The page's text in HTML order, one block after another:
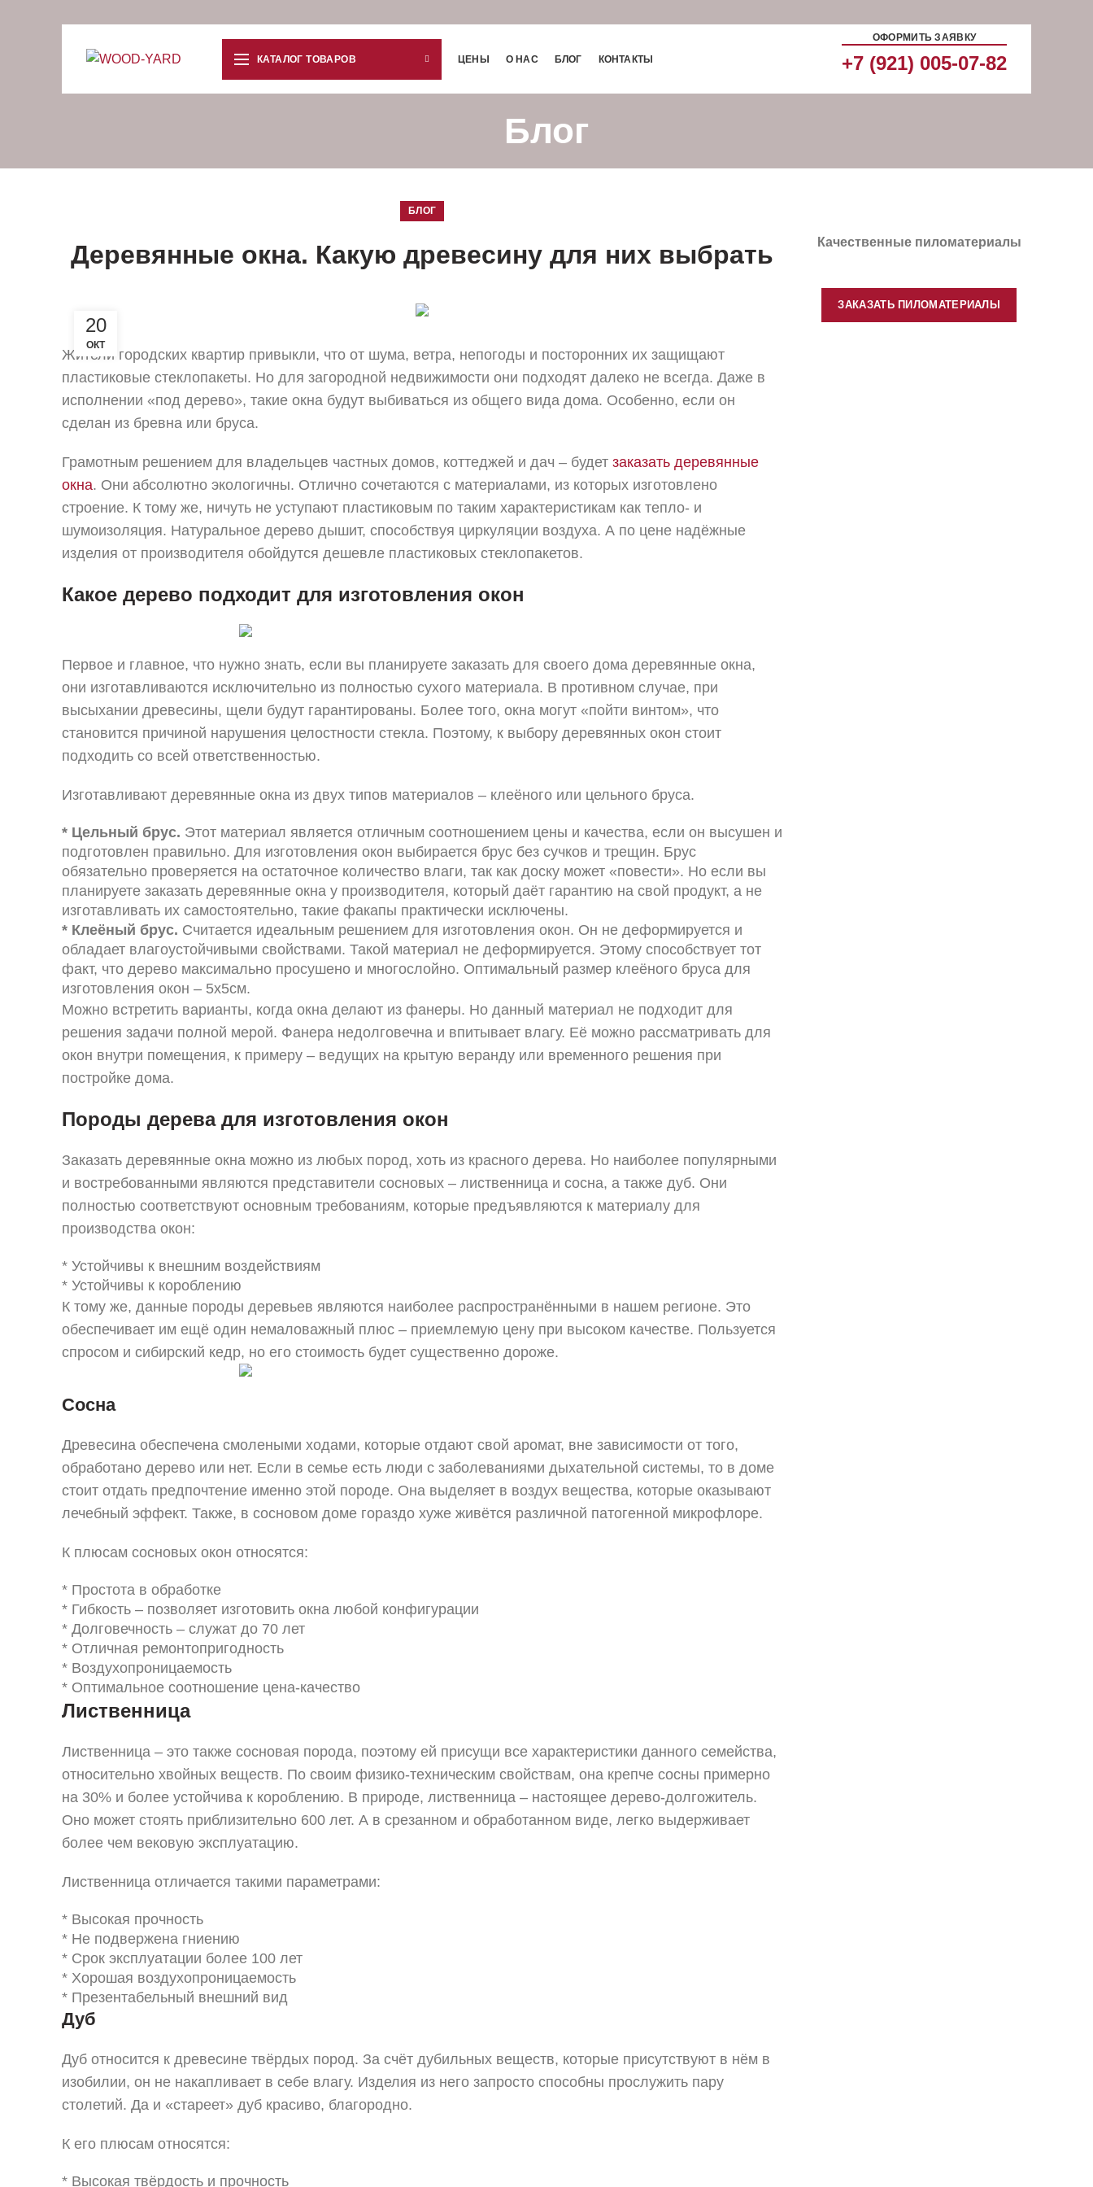
КАТАЛОГ ТОВАРОВ ЦЕНЫ О НАС БЛОГ КОНТАКТЫ
ОФОРМИТЬ ЗАЯВКУ
+7 (921) 005-07-82
Блог
БЛОГ
Деревянные окна. Какую древесину для них выбрать
20
ОКТ
Жители городских квартир привыкли, что от шума, ветра, непогоды и посторонних их защищают
пластиковые стеклопакеты. Но для загородной недвижимости они подходят далеко не всегда. Даже в
исполнении «под дерево», такие окна будут выбиваться из общего вида дома. Особенно, если он
сделан из бревна или бруса.
Грамотным решением для владельцев частных домов, коттеджей и дач – будет заказать деревянные
окна. Они абсолютно экологичны. Отлично сочетаются с материалами, из которых изготовлено
строение. К тому же, ничуть не уступают пластиковым по таким характеристикам как тепло- и
шумоизоляция. Натуральное дерево дышит, способствуя циркуляции воздуха. А по цене надёжные
изделия от производителя обойдутся дешевле пластиковых стеклопакетов.
Какое дерево подходит для изготовления окон
Первое и главное, что нужно знать, если вы планируете заказать для своего дома деревянные окна,
они изготавливаются исключительно из полностью сухого материала. В противном случае, при
высыхании древесины, щели будут гарантированы. Более того, окна могут «пойти винтом», что
становится причиной нарушения целостности стекла. Поэтому, к выбору деревянных окон стоит
подходить со всей ответственностью.
Изготавливают деревянные окна из двух типов материалов – клеёного или цельного бруса.
* Цельный брус. Этот материал является отличным соотношением цены и качества, если он высушен и
подготовлен правильно. Для изготовления окон выбирается брус без сучков и трещин. Брус
обязательно проверяется на остаточное количество влаги, так как доску может «повести». Но если вы
планируете заказать деревянные окна у производителя, который даёт гарантию на свой продукт, а не
изготавливать их самостоятельно, такие факапы практически исключены.
* Клеёный брус. Считается идеальным решением для изготовления окон. Он не деформируется и
обладает влагоустойчивыми свойствами. Такой материал не деформируется. Этому способствует тот
факт, что дерево максимально просушено и многослойно. Оптимальный размер клеёного бруса для
изготовления окон – 5х5см.
Можно встретить варианты, когда окна делают из фанеры. Но данный материал не подходит для
решения задачи полной мерой. Фанера недолговечна и впитывает влагу. Её можно рассматривать для
окон внутри помещения, к примеру – ведущих на крытую веранду или временного решения при
постройке дома.
Породы дерева для изготовления окон
Заказать деревянные окна можно из любых пород, хоть из красного дерева. Но наиболее популярными
и востребованными являются представители сосновых – лиственница и сосна, а также дуб. Они
полностью соответствуют основным требованиям, которые предъявляются к материалу для
производства окон:
* Устойчивы к внешним воздействиям
* Устойчивы к короблению
К тому же, данные породы деревьев являются наиболее распространёнными в нашем регионе. Это
обеспечивает им ещё один немаловажный плюс – приемлемую цену при высоком качестве. Пользуется
спросом и сибирский кедр, но его стоимость будет существенно дороже.
Сосна
Древесина обеспечена смолеными ходами, которые отдают свой аромат, вне зависимости от того,
обработано дерево или нет. Если в семье есть люди с заболеваниями дыхательной системы, то в доме
стоит отдать предпочтение именно этой породе. Она выделяет в воздух вещества, которые оказывают
лечебный эффект. Также, в сосновом доме гораздо хуже живётся различной патогенной микрофлоре.
К плюсам сосновых окон относятся:
* Простота в обработке
* Гибкость – позволяет изготовить окна любой конфигурации
* Долговечность – служат до 70 лет
* Отличная ремонтопригодность
* Воздухопроницаемость
* Оптимальное соотношение цена-качество
Лиственница
Лиственница – это также сосновая порода, поэтому ей присущи все характеристики данного семейства,
относительно хвойных веществ. По своим физико-техническим свойствам, она крепче сосны примерно
на 30% и более устойчива к короблению. В природе, лиственница – настоящее дерево-долгожитель.
Оно может стоять приблизительно 600 лет. А в срезанном и обработанном виде, легко выдерживает
более чем вековую эксплуатацию.
Лиственница отличается такими параметрами:
* Высокая прочность
* Не подвержена гниению
* Срок эксплуатации более 100 лет
* Хорошая воздухопроницаемость
* Презентабельный внешний вид
Дуб
Дуб относится к древесине твёрдых пород. За счёт дубильных веществ, которые присутствуют в нём в
изобилии, он не накапливает в себе влагу. Изделия из него запросто способны прослужить пару
столетий. Да и «стареет» дуб красиво, благородно.
К его плюсам относятся:
* Высокая твёрдость и прочность
Качественные пиломатериалы
ЗАКАЗАТЬ ПИЛОМАТЕРИАЛЫ